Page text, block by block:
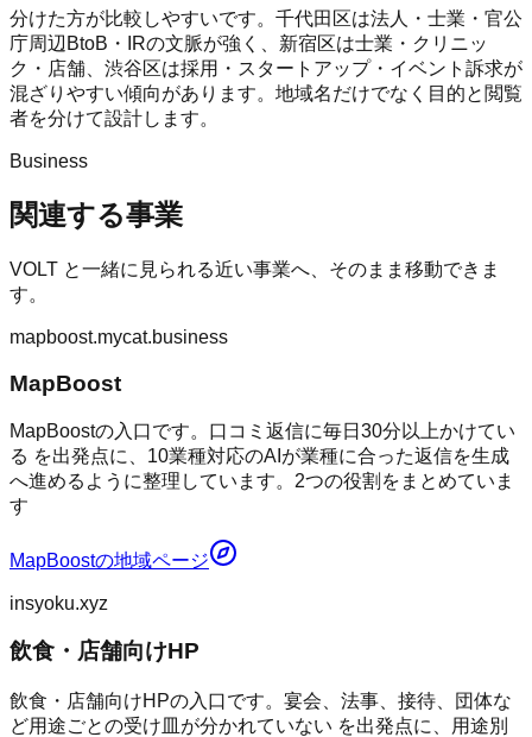
分けた方が比較しやすいです。千代田区は法人・士業・官公
庁周辺BtoB・IRの文脈が強く、新宿区は士業・クリニッ
ク・店舗、渋谷区は採用・スタートアップ・イベント訴求が
混ざりやすい傾向があります。地域名だけでなく目的と閲覧
者を分けて設計します。
Business
関連する事業
VOLT と一緒に見られる近い事業へ、そのまま移動できま
す。
mapboost.mycat.business
MapBoost
MapBoostの入口です。口コミ返信に毎日30分以上かけてい
る を出発点に、10業種対応のAIが業種に合った返信を生成
へ進めるように整理しています。2つの役割をまとめていま
す
MapBoostの地域ページ
insyoku.xyz
飲食・店舗向けHP
飲食・店舗向けHPの入口です。宴会、法事、接待、団体な
ど用途ごとの受け皿が分かれていない を出発点に、用途別